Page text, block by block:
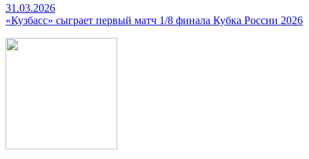
31.03.2026
«Кузбасс» сыграет первый матч 1/8 финала Кубка России 2026